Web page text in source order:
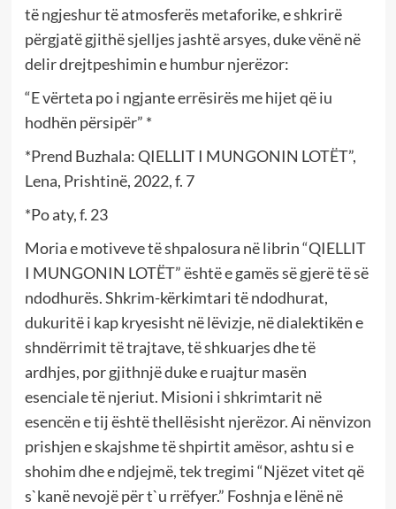
të ngjeshur të atmosferës metaforike, e shkrirë
përgjatë gjithë sjelljes jashtë arsyes, duke vënë në
delir drejtpeshimin e humbur njerëzor:
“E vërteta po i ngjante errësirës me hijet që iu
hodhën përsipër” *
*Prend Buzhala: QIELLIT I MUNGONIN LOTËT”,
Lena, Prishtinë, 2022, f. 7
*Po aty, f. 23
Moria e motiveve të shpalosura në librin “QIELLIT
I MUNGONIN LOTËT” është e gamës së gjerë të së
ndodhurës. Shkrim-kërkimtari të ndodhurat,
dukuritë i kap kryesisht në lëvizje, në dialektikën e
shndërrimit të trajtave, të shkuarjes dhe të
ardhjes, por gjithnjë duke e ruajtur masën
esenciale të njeriut. Misioni i shkrimtarit në
esencën e tij është thellësisht njerëzor. Ai nënvizon
prishjen e skajshme të shpirtit amësor, ashtu si e
shohim dhe e ndjejmë, tek tregimi “Njëzet vitet që
s`kanë nevojë për t`u rrëfyer.” Foshnja e lënë në